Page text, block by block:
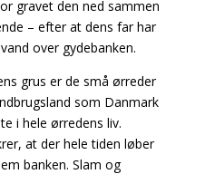
gravet den ned sammen
– efter at dens far har
over gydebanken.
grus er de små ørreder
som Danmark
i hele ørredens liv.
at der hele tiden løber
banken. Slam og